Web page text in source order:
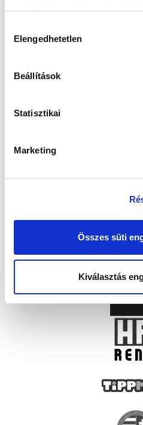
weboldalon való böngészés
kiválasztása
Elengedhetetlen
Beállítások
Statisztikai
Marketing
Összes süti
Kiválasztás